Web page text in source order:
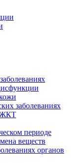
заболеваниях
ЖКТ
периоде
веществ
органов